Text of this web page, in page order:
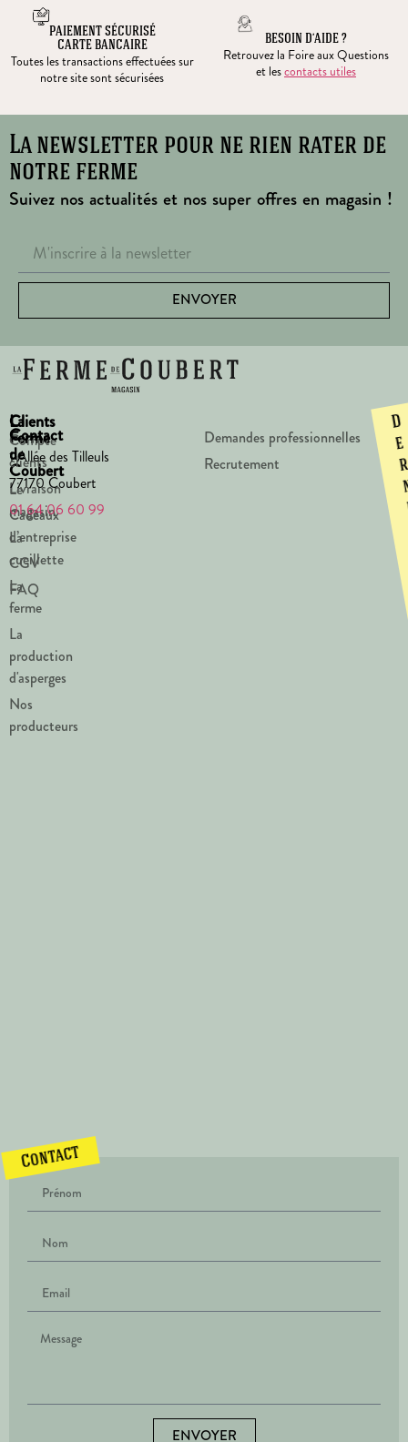
PAIEMENT SÉCURISÉ
CARTE BANCAIRE
Toutes les transactions effectuées sur
notre site sont sécurisées
BESOIN D’AIDE ?
Retrouvez la Foire aux Questions
et lescontacts utiles
La newsletter pour ne rien rater de
notre ferme
Suivez nos actualités et nos super offres en magasin !
ENVOYER
La
Ferme
de
Coubert
Le
magasin
La
cueillette
La
ferme
La
production
d'asperges
Nos
producteurs
Clients
Compte
clients
Livraison
Cadeaux
d’entreprise
CGV
FAQ
Contact
1 Allée des Tilleuls
77170 Coubert
01 64 06 60 99
Demandes professionnelles
Recrutement
D
e
Contact
ENVOYER